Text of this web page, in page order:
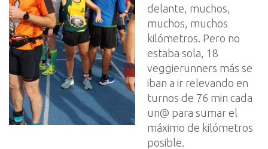
delante, muchos
muchos muchos
kilómetros. Pero no
estaba sola, 18
veggierunners más se
iban a ir relevando en
turnos de 76 min cada
un@ para sumar el
máximo de kilómetros
posible.